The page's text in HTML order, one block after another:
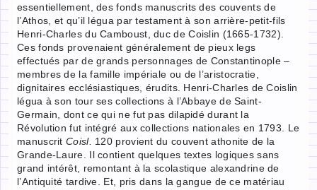
essentiellement, des fonds manuscrits des couvents de
l’Athos, et qu’il légua par testament à son arrière-petit-fils
Henri-Charles du Camboust, duc de Coislin (1665-1732).
Ces fonds provenaient généralement de pieux legs
effectués par de grands personnages de Constantinople –
membres de la famille impériale ou de l’aristocratie,
dignitaires ecclésiastiques, érudits. Henri-Charles de Coislin
légua à son tour ses collections à l’Abbaye de Saint-
Germain, dont ce qui ne fut pas dilapidé durant la
Révolution fut intégré aux collections nationales en 1793. Le
manuscrit Coisl. 120 provient du couvent athonite de la
Grande-Laure. Il contient quelques textes logiques sans
grand intérêt, remontant à la scolastique alexandrine de
l’Antiquité tardive. Et, pris dans la gangue de ce matériau